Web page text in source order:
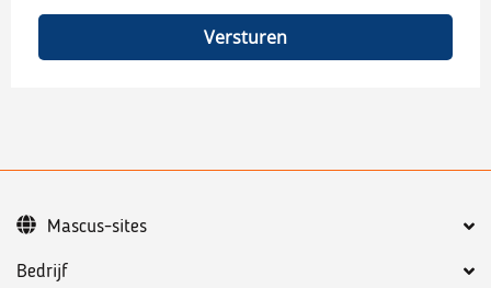
Versturen
Bedrijf
Mascus-sites